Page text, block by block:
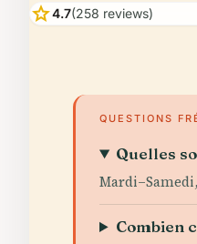
star4.7(258 reviews)
QUESTIONS
Quelles
Combien